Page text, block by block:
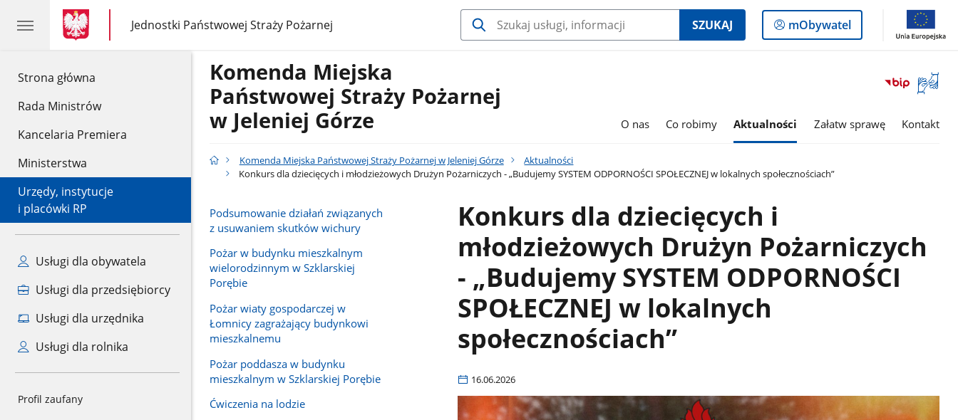
Strona główna
Rada Ministrów
Kancelaria Premiera
Ministerstwa
Urzędy, instytucje
i placówki RP
Usługi dla obywatela
Usługi dla przedsiębiorcy
Usługi dla urzędnika
Usługi dla rolnika
Profil zaufany
gov.pl
gov.pl
Jednostki Państwowej Straży Pożarnej
gov.pl
Jednostki
Państwowej
SZUKAJ
Logowanie
do
mObywatel
Otwórz
okno
Komenda Miejska
Państwowej Straży Pożarnej
w Jeleniej Górze
O nas Co robimy Aktualności Załatw sprawę Kontakt
Komenda Miejska Państwowej Straży Pożarnej w Jeleniej Górze
Aktualności
Konkurs dla dziecięcych i młodzieżowych Drużyn Pożarniczych - „Budujemy SYSTEM ODPORNOŚCI SPOŁECZNEJ w lokalnych społecznościach”
Podsumowanie działań związanych
z usuwaniem skutków wichury
Pożar w budynku mieszkalnym
wielorodzinnym w Szklarskiej
Porębie
Pożar wiaty gospodarczej w
Łomnicy zagrażający budynkowi
mieszkalnemu
Pożar poddasza w budynku
mieszkalnym w Szklarskiej Porębie
Ćwiczenia na lodzie
Konkurs dla dziecięcych i
młodzieżowych Drużyn Pożarniczych
- „Budujemy SYSTEM ODPORNOŚCI
SPOŁECZNEJ w lokalnych
społecznościach”
16.06.2026